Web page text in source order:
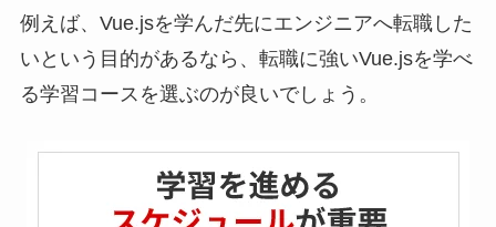
例えば、Vue.jsを学んだ先にエンジニアへ転職した
いという目的があるなら、転職に強いVue.jsを学べ
る学習コースを選ぶのが良いでしょう。